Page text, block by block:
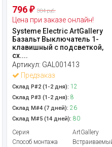
796₽ 884 руб.
Цена при заказе онлайн!
Systeme Electric ArtGallery
Базальт Выключатель 1-
клавишный с подсветкой,
сх....
Артикул: GAL001413
Предзаказ
Склад Р#2 (1-2 дня): 12
Склад Р#3 (1-2 дня): 8
Склад М#4 (7 дней): 26
Склад М#5 (14 дней): 80
Серия
ArtGallery
Способ монтажа